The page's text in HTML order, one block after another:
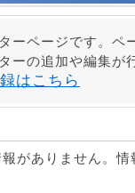
ーページです。ペ
ーの追加や編集が
はこちら
がありません。